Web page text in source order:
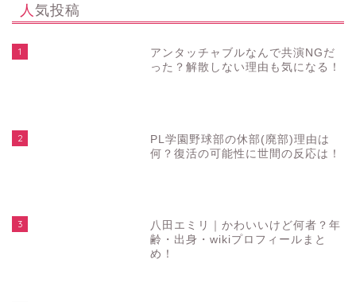
人気投稿
1
アンタッチャブルなんで共演NGだ
った？解散しない理由も気になる！
2
PL学園野球部の休部(廃部)理由は
何？復活の可能性に世間の反応は！
3
八田エミリ｜かわいいけど何者？年
齢・出身・wikiプロフィールまと
め！